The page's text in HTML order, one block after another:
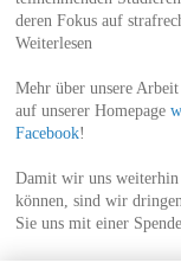
deren Fokus auf
Weiterlesen
Mehr über unsere
auf unserer Homepage
Facebook!
Damit wir uns
können, sind wir
Sie uns mit einer